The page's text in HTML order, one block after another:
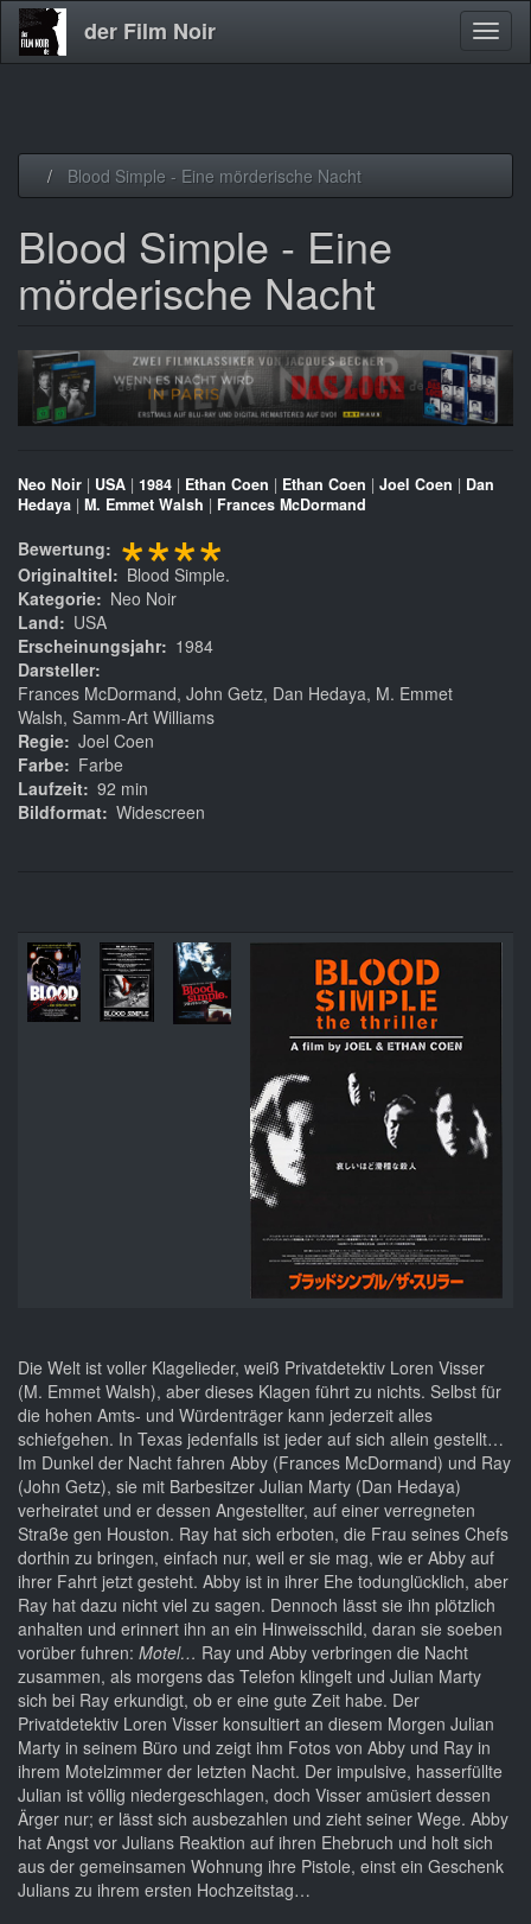
der Film Noir
Blood Simple - Eine mörderische Nacht
Blood Simple - Eine
mörderische Nacht
Neo Noir | USA | 1984 | Ethan Coen | Ethan Coen | Joel Coen | Dan
Hedaya | M. Emmet Walsh | Frances McDormand
Bewertung ****
Originaltitel
Blood Simple.
Kategorie
Neo Noir
Land
USA
Erscheinungsjahr
1984
Darsteller
Frances McDormand, John Getz, Dan Hedaya, M. Emmet
Walsh, Samm-Art Williams
Regie Joel Coen
Farbe
Farbe
Laufzeit 92 min
Bildformat Widescreen
Die Welt ist voller Klagelieder, weiß Privatdetektiv Loren Visser
(M. Emmet Walsh), aber dieses Klagen führt zu nichts. Selbst für
die hohen Amts- und Würdenträger kann jederzeit alles
schiefgehen. In Texas jedenfalls ist jeder auf sich allein gestellt…
Im Dunkel der Nacht fahren Abby (Frances McDormand) und Ray
(John Getz), sie mit Barbesitzer Julian Marty (Dan Hedaya)
verheiratet und er dessen Angestellter, auf einer verregneten
Straße gen Houston. Ray hat sich erboten, die Frau seines Chefs
dorthin zu bringen, einfach nur, weil er sie mag, wie er Abby auf
ihrer Fahrt jetzt gesteht. Abby ist in ihrer Ehe todunglücklich, aber
Ray hat dazu nicht viel zu sagen. Dennoch lässt sie ihn plötzlich
anhalten und erinnert ihn an ein Hinweisschild, daran sie soeben
vorüber fuhren: Motel… Ray und Abby verbringen die Nacht
zusammen, als morgens das Telefon klingelt und Julian Marty
sich bei Ray erkundigt, ob er eine gute Zeit habe. Der
Privatdetektiv Loren Visser konsultiert an diesem Morgen Julian
Marty in seinem Büro und zeigt ihm Fotos von Abby und Ray in
ihrem Motelzimmer der letzten Nacht. Der impulsive, hasserfüllte
Julian ist völlig niedergeschlagen, doch Visser amüsiert dessen
Ärger nur; er lässt sich ausbezahlen und zieht seiner Wege. Abby
hat Angst vor Julians Reaktion auf ihren Ehebruch und holt sich
aus der gemeinsamen Wohnung ihre Pistole, einst ein Geschenk
Julians zu ihrem ersten Hochzeitstag…